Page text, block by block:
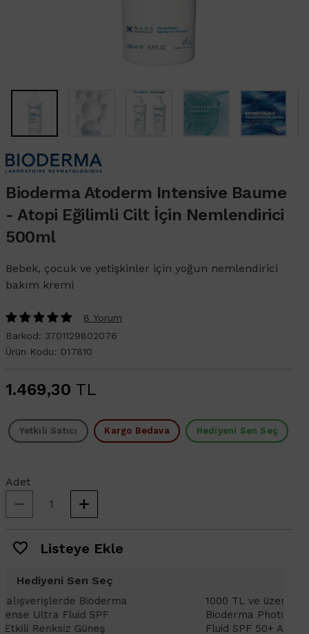
Bioderma Atoderm Intensive Baume
- Atopi Eğilimli Cilt İçin Nemlendirici
500ml
Bebek, çocuk ve yetişkinler için yoğun nemlendirici
bakım kremi
8 Yorum
Barkod: 3701129802076
Ürün Kodu: D17810
1.469,30 TL
Yetkili Satıcı Kargo Bedava Hediyeni Sen Seç
Adet
Listeye Ekle
Hediyeni Sen Seç
1000 TL ve üzeri alışverişlerinizde
Bioderma Photoderm XDefense Ultra
Fluid SPF 50+ Antioksidan Renkli Güneş